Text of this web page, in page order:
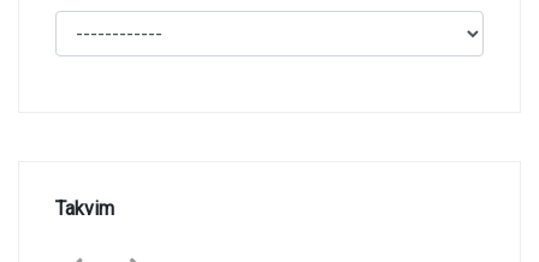
Takvim